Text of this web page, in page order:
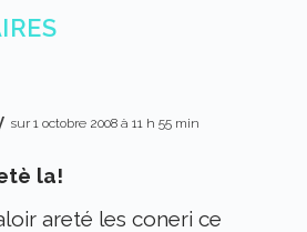
sur 1 octobre 2008 à 11 h 55 min
la!
areté les coneri ce